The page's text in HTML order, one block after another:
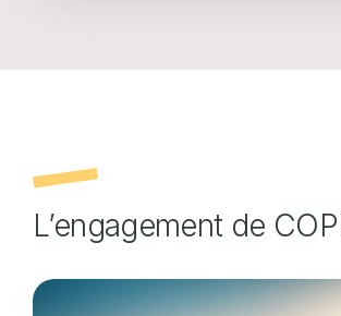
L’engagement de